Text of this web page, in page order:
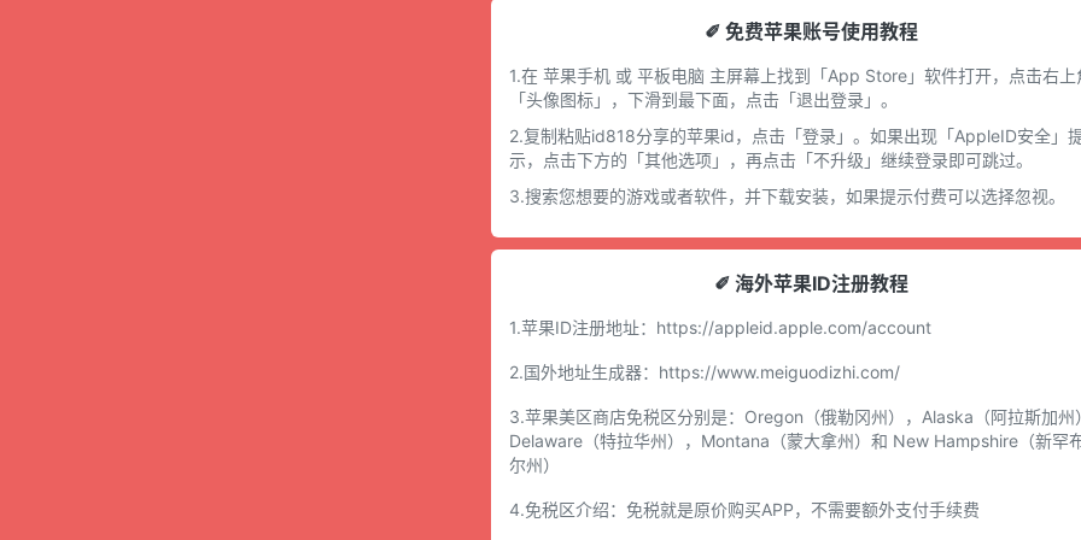
✐ 免费苹果账号使用教程
1.在 苹果手机 或 平板电脑 主屏幕上找到「App Store」软件打开，点击右上
「头像图标」，下滑到最下面，点击「退出登录」。
2.复制粘贴id818分享的苹果id，点击「登录」。如果出现「AppleID安全」
示，点击下方的「其他选项」，再点击「不升级」继续登录即可跳过。
3.搜索您想要的游戏或者软件，并下载安装，如果提示付费可以选择忽视。
✐ 海外苹果ID注册教程
1.苹果ID注册地址： https://appleid.apple.com/account
2.国外地址生成器： https://www.meiguodizhi.com/
3.苹果美区商店免税区分别是：Oregon（俄勒冈州），Alaska（阿拉斯加州）
Delaware（特拉华州），Montana（蒙大拿州）和 New Hampshire（新罕
尔州）
4.免税区介绍：免税就是原价购买APP，不需要额外支付手续费